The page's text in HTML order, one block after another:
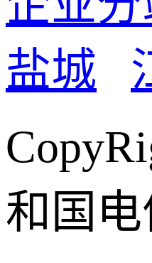
盐城
和国